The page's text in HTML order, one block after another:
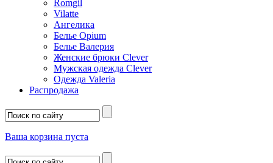
Romgil
Vilatte
Ангелика
Белье Opium
Белье Валерия
Женские брюки Clever
Мужская одежда Clever
Одежда Valeria
Распродажа
Ваша корзина пуста